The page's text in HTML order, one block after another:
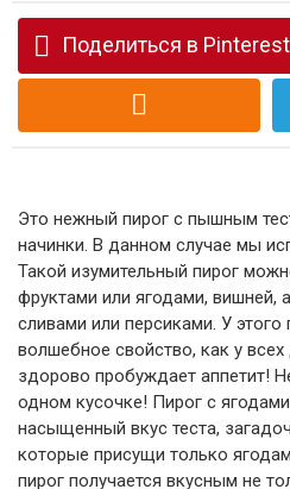
Поделиться в Pinterest
Это нежный пирог с пышным
начинки. В данном случае мы
Такой изумительный пирог
фруктами или ягодами, вишней,
сливами или персиками. У этого
волшебное свойство, как у
здорово пробуждает аппетит!
одном кусочке! Пирог с
насыщенный вкус теста,
которые присущи только
пирог получается вкусным не